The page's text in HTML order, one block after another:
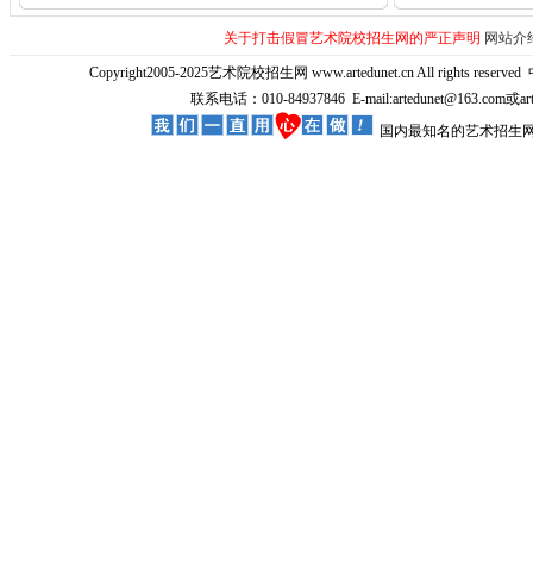
关于打击假冒艺术院校招生网的严正声明 网站介
Copyright2005-2025艺术院校招生网 www.artedunet.cn All rights reserved
联系电话：010-84937846 E-mail:artedunet@163.com或
国内最知名的艺术招生